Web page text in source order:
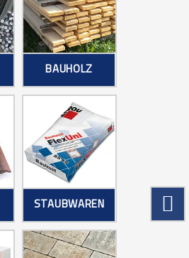
BAUHOLZ
STAUBWAREN